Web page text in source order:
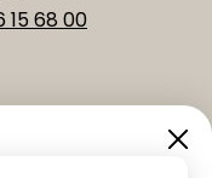
15 68 00